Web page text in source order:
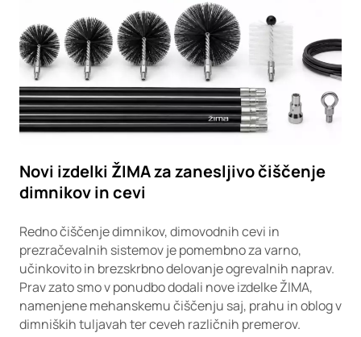
Novi izdelki ŽIMA za zanesljivo čiščenje
dimnikov in cevi
Redno čiščenje dimnikov, dimovodnih cevi in
prezračevalnih sistemov je pomembno za varno,
učinkovito in brezskrbno delovanje ogrevalnih naprav.
Prav zato smo v ponudbo dodali nove izdelke ŽIMA,
namenjene mehanskemu čiščenju saj, prahu in oblog v
dimniških tuljavah ter ceveh različnih premerov.